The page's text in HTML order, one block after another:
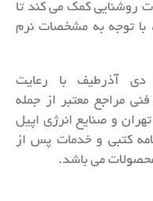
روشنایی کمک می کند تا
با توجه به مشخصات نرم
اس ام دی آذرطیف با رعایت
مراجع معتبر از جمله
و صنایع انرژی اپیل
کتبی و خدمات پس از